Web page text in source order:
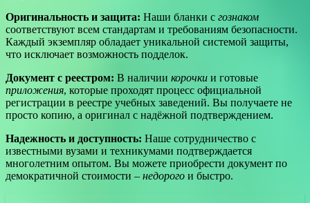
Оригинальность и защита: Наши бланки с гознаком
соответствуют всем стандартам и требованиям безопасности.
Каждый экземпляр обладает уникальной системой защиты,
что исключает возможность подделок.
Документ с реестром: В наличии корочки и готовые
приложения, которые проходят процесс официальной
регистрации в реестре учебных заведений. Вы получаете не
просто копию, а оригинал с надёжной подтверждением.
Надежность и доступность: Наше сотрудничество с
известными вузами и техникумами подтверждается
многолетним опытом. Вы можете приобрести документ по
демократичной стоимости – недорого и быстро.